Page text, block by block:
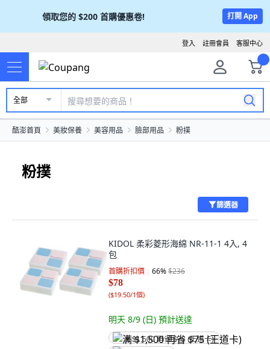
領取您的 $200 首購優惠卷! 打開 App
客服中心
註冊會員
登入
全部
酷澎首頁 美妝保養 美容用品 臉部用品 粉撲
粉撲
篩選器
KIDOL 柔彩菱形海綿 NR-11-1 4入, 4
包
首購折扣價 66%$236
$78
($19.50/1個)
明天 8/9 (日) 預計送達
满 $1,500 再省 $75 (王道卡)